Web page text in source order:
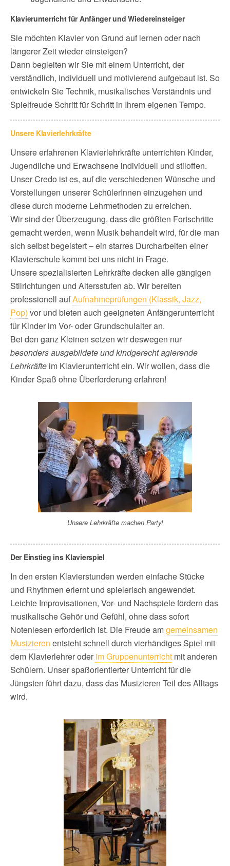
Klavierunterricht für Anfänger und Wiedereinsteiger
Sie möchten Klavier von Grund auf lernen oder nach
längerer Zeit wieder einsteigen?
Dann begleiten wir Sie mit einem Unterricht, der
verständlich, individuell und motivierend aufgebaut ist. So
entwickeln Sie Technik, musikalisches Verständnis und
Spielfreude Schritt für Schritt in Ihrem eigenen Tempo.
Unsere Klavierlehrkräfte
Unsere erfahrenen Klavierlehrkräfte unterrichten Kinder,
Jugendliche und Erwachsene individuell und stiloffen.
Unser Credo ist es, auf die verschiedenen Wünsche und
Vorstellungen unserer SchülerInnen einzugehen und
diese durch moderne Lehrmethoden zu erreichen.
Wir sind der Überzeugung, dass die größten Fortschritte
gemacht werden, wenn Musik behandelt wird, für die man
sich selbst begeistert – ein starres Durcharbeiten einer
Klavierschule kommt bei uns nicht in Frage.​
Unsere spezialisierten Lehrkräfte decken alle gängigen
Stilrichtungen und Altersstufen ab. Wir bereiten
professionell aufAufnahmeprüfungen (Klassik, Jazz,
Pop) vor und bieten auch geeigneten Anfängerunterricht
für Kinder im Vor- oder Grundschulalter an.
Bei den ganz Kleinen setzen wir deswegen nur
besonders ausgebildete und kindgerecht agierende
Lehrkräfte im Klavierunterricht ein. Wir wollen, dass die
Kinder Spaß ohne Überforderung erfahren!
Unsere Lehrkräfte machen Party!
Der Einstieg ins Klavierspiel
In den ersten Klavierstunden werden einfache Stücke
und Rhythmen erlernt und spielerisch angewendet.
Leichte Improvisationen, Vor- und Nachspiele fördern das
musikalische Gehör und Gefühl, ohne dass sofort
Notenlesen erforderlich ist. Die Freude amgemeinsamen
Musizieren entsteht schnell durch vierhändiges Spiel mit
dem Klavierlehrer oder im Gruppenunterricht mit anderen
Schülern. Unser spaßorientierter Unterricht für die
Jüngsten führt dazu, dass das Musizieren Teil des Alltags
wird.​